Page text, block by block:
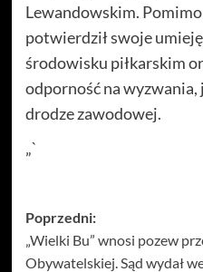
Lewandowskim.
potwierdził swoje
środowisku piłkarskim
odporność na wyzwania,
drodze zawodowej.
„`
Zobacz
wpisy
Poprzedni:
„Wielki Bu” wnosi pozew
Obywatelskiej. Sąd wydał